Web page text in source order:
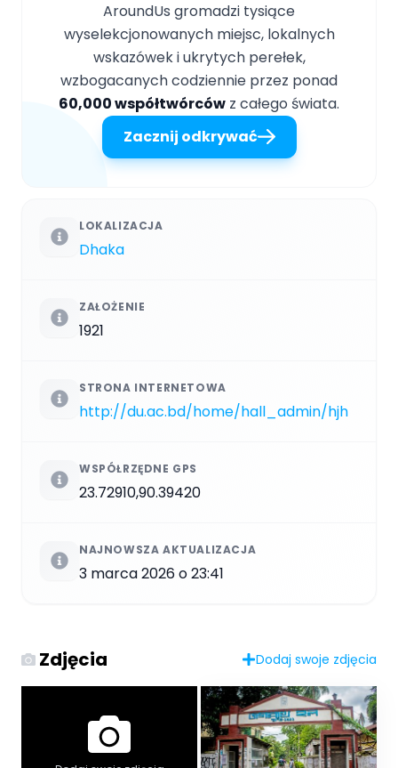
AroundUs gromadzi tysiące
wyselekcjonowanych miejsc, lokalnych
wskazówek i ukrytych perełek,
wzbogacanych codziennie przez ponad
60,000 współtwórców z całego świata.
Zacznij odkrywać
LOKALIZACJA
Dhaka
ZAŁOŻENIE
1921
STRONA INTERNETOWA
http://du.ac.bd/home/hall_admin/hjh
WSPÓŁRZĘDNE GPS
23.72910,90.39420
NAJNOWSZA AKTUALIZACJA
3 marca 2026 o 23:41
Zdjęcia Dodaj swoje zdjęcia